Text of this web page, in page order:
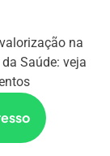
na
Saúde: veja